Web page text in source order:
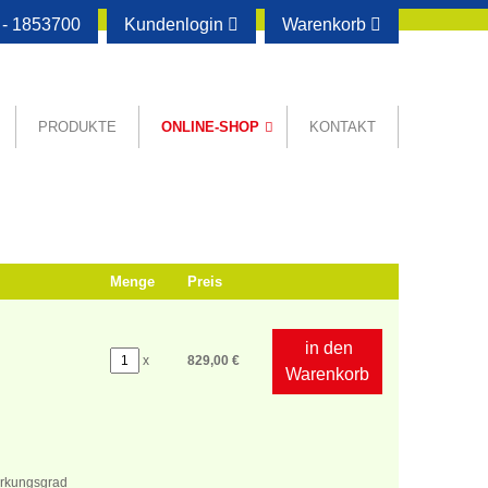
1853700 Kundenlogin Warenkorb
PRODUKTE ONLINE-SHOP KONTAKT
Menge Preis
x 829,00 €
in den
Warenkorb